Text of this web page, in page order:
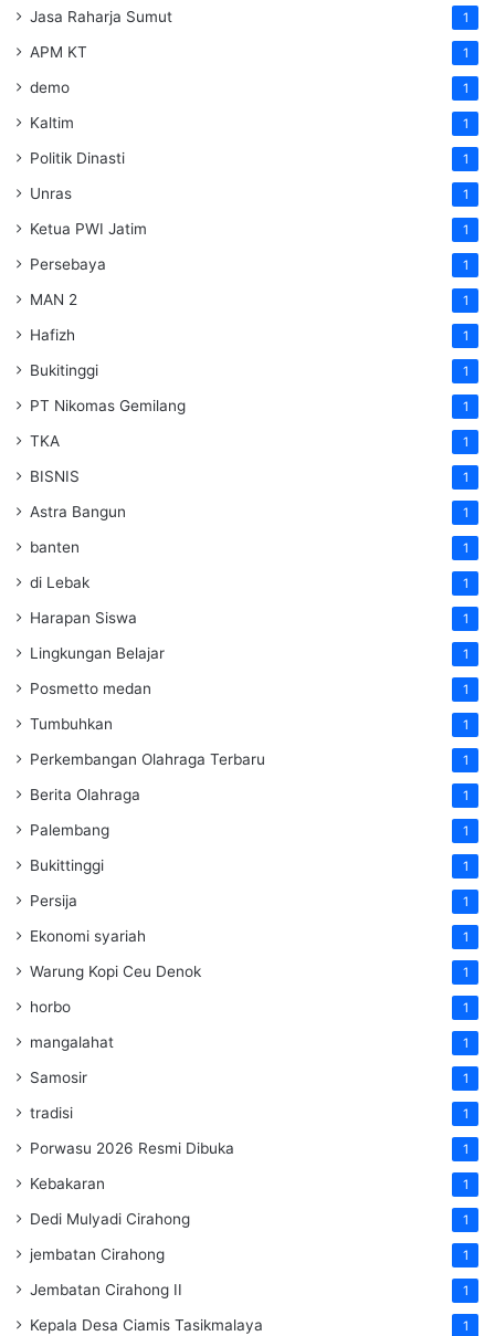
Jasa Raharja Sumut 1
APM KT 1
demo 1
Kaltim 1
Politik Dinasti 1
Unras 1
Ketua PWI Jatim 1
Persebaya 1
MAN 2 1
Hafizh 1
Bukitinggi 1
PT Nikomas Gemilang 1
TKA 1
BISNIS 1
Astra Bangun 1
banten 1
di Lebak 1
Harapan Siswa 1
Lingkungan Belajar 1
Posmetto medan 1
Tumbuhkan 1
Perkembangan Olahraga Terbaru 1
Berita Olahraga 1
Palembang 1
Bukittinggi 1
Persija 1
Ekonomi syariah 1
Warung Kopi Ceu Denok 1
horbo 1
mangalahat 1
Samosir 1
tradisi 1
Porwasu 2026 Resmi Dibuka 1
Kebakaran 1
Dedi Mulyadi Cirahong 1
jembatan Cirahong 1
Jembatan Cirahong II 1
Kepala Desa Ciamis Tasikmalaya 1